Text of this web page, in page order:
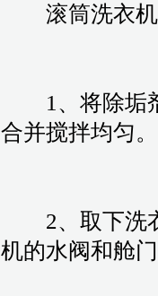
滚筒洗衣机
1、将除垢剂
合并搅拌均匀。
2、取下洗衣
机的水阀和舱